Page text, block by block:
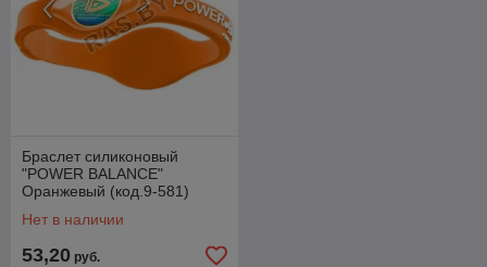
Браслет силиконовый
"POWER BALANCE"
Оранжевый (код.9-581)
Нет в наличии
53,20 руб.